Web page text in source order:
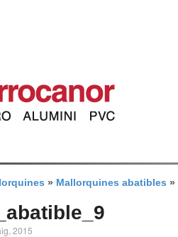
» Mallorquines abatibles »
2015